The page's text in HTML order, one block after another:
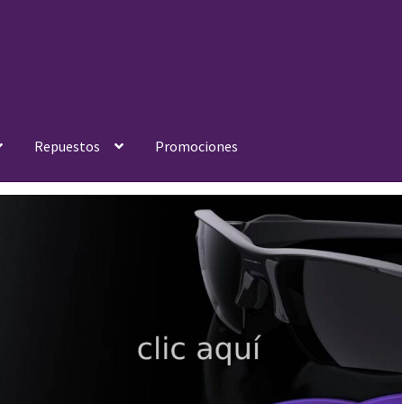
Repuestos Promociones